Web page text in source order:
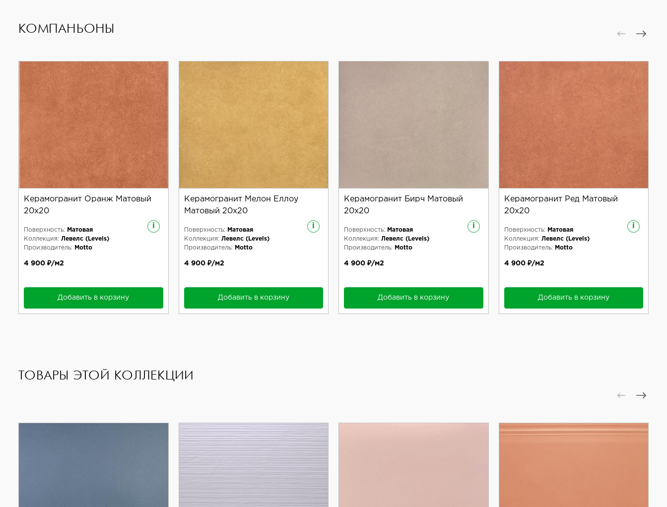
Приобретая керамогранит Neodom Design Colors Sunset Matt, вы получаете не только качественный и долговечный материал, но и возможность создать
КОМПАНЬОНЫ
Керамогранит Оранж Матовый
20x20
i
Поверхность:
Матовая
Коллекция: Левелс (Levels)
Производитель:
Motto
4 900 ₽/м2
Добавить в корзину
Керамогранит Мелон Еллоу
Матовый 20x20
i
Поверхность:
Матовая
Коллекция: Левелс (Levels)
Производитель:
Motto
4 900 ₽/м2
Добавить в корзину
Керамогранит Бирч Матовый
20x20
i
Поверхность:
Матовая
Коллекция: Левелс (Levels)
Производитель:
Motto
4 900 ₽/м2
Добавить в корзину
Керамогранит Ред Матовый
20x20
i
Поверхность:
Матовая
Коллекция: Левелс (Levels)
Производитель:
Motto
4 900 ₽/м2
Добавить в корзину
ТОВАРЫ ЭТОЙ КОЛЛЕКЦИИ